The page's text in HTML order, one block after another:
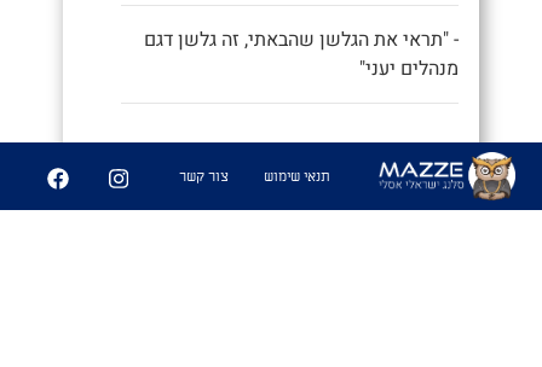
- "תראי את הגלשן שהבאתי, זה גלשן דגם
מנהלים יעני"
9 תנאי שימוש צור קשר